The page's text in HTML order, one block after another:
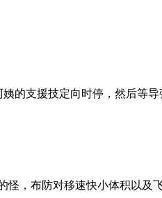
的支援技定向时停，然后等
怪，布防对移速快小体积以及